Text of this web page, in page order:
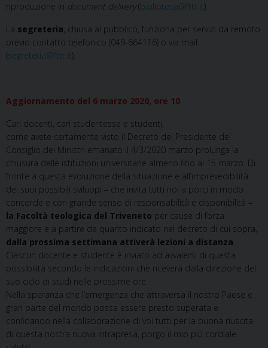
riproduzione in document delivery(biblioteca@fttr.it).
La segreteria, chiusa al pubblico, funziona per servizi da remoto
previo contatto telefonico (049-664116) o via mail
(segreteria@fttr.it).
Aggiornamento del 6 marzo 2020, ore 10
Cari docenti, cari studentesse e studenti,
come avete certamente visto il Decreto del Presidente del
Consiglio dei Ministri emanato il 4/3/2020 marzo prolunga la
chiusura delle istituzioni universitarie almeno fino al 15 marzo. Di
fronte a questa evoluzione della situazione e all’imprevedibilità
dei suoi possibili sviluppi – che invita tutti noi a porci in modo
concorde e con grande senso di responsabilità e disponibilità –
la Facoltà teologica del Triveneto per cause di forza
maggiore e a partire da quanto indicato nel decreto di cui sopra,
dalla prossima settimana attiverà lezioni a distanza.
Ciascun docente e studente è inviato ad avvalersi di questa
possibilità secondo le indicazioni che riceverà dalla direzione del
suo ciclo di studi nelle prossime ore.
Nella speranza che l’emergenza che attraversa il nostro Paese e
gran parte del mondo possa essere presto superata e
confidando nella collaborazione di voi tutti per la buona riuscita
di questa nostra nuova intrapresa, porgo il mio più cordiale